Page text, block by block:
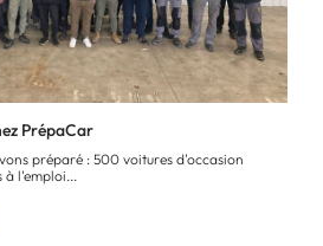
PrépaCar
préparé : 500 voitures d'occasion
à l'emploi...